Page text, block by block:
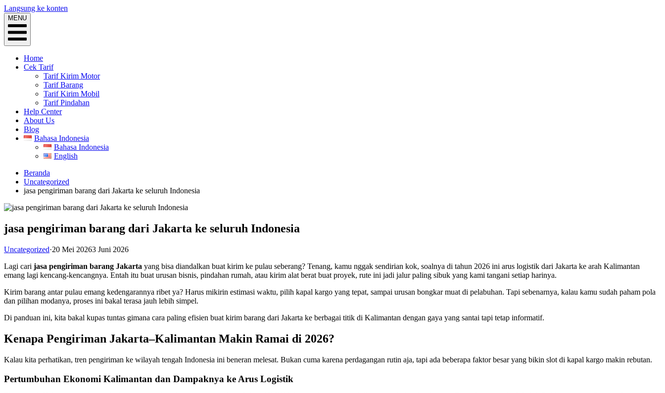
Langsung ke konten
MENU
Home
Cek Tarif
Tarif Kirim Motor
Tarif Barang
Tarif Kirim Mobil
Tarif Pindahan
Help Center
About Us
Blog
Bahasa Indonesia
Bahasa Indonesia
English
Beranda
Uncategorized
jasa pengiriman barang dari Jakarta ke seluruh Indonesia
jasa pengiriman barang dari Jakarta ke seluruh Indonesia
Uncategorized·20 Mei 20263 Juni 2026
Lagi cari jasa pengiriman barang Jakarta yang bisa diandalkan buat kirim ke pulau seberang? Tenang, kamu nggak sendirian kok, soalnya di tahun 2026 ini arus logistik dari Jakarta ke arah Kalimantan
emang lagi kencang-kencangnya. Entah itu buat urusan bisnis, pindahan rumah, atau kirim alat berat buat proyek, rute ini jadi jalur paling sibuk yang kami tangani setiap harinya.
Kirim barang antar pulau emang kedengarannya ribet ya? Harus mikirin estimasi waktu, pilih kapal kargo yang tepat, sampai urusan bongkar muat di pelabuhan. Tapi sebenarnya, kalau kamu sudah paham pola
dan pilihan modanya, proses ini bakal terasa jauh lebih simpel.
Di panduan ini, kita bakal kupas tuntas gimana cara paling efisien buat kirim barang dari Jakarta ke berbagai titik di Kalimantan dengan gaya yang santai tapi tetap informatif.
Kenapa Pengiriman Jakarta–Kalimantan Makin Ramai di 2026?
Kalau kita perhatikan, tren pengiriman ke wilayah tengah Indonesia ini beneran melesat. Bukan cuma karena perdagangan rutin aja, tapi ada beberapa faktor besar yang bikin slot di kapal kargo makin rebutan.
Pertumbuhan Ekonomi Kalimantan dan Dampaknya ke Arus Logistik